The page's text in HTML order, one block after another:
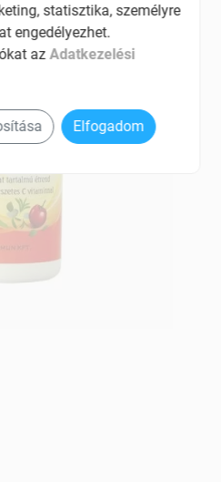
statisztika, személyre
engedélyezhet.
az Adatkezelési
Elfogadom